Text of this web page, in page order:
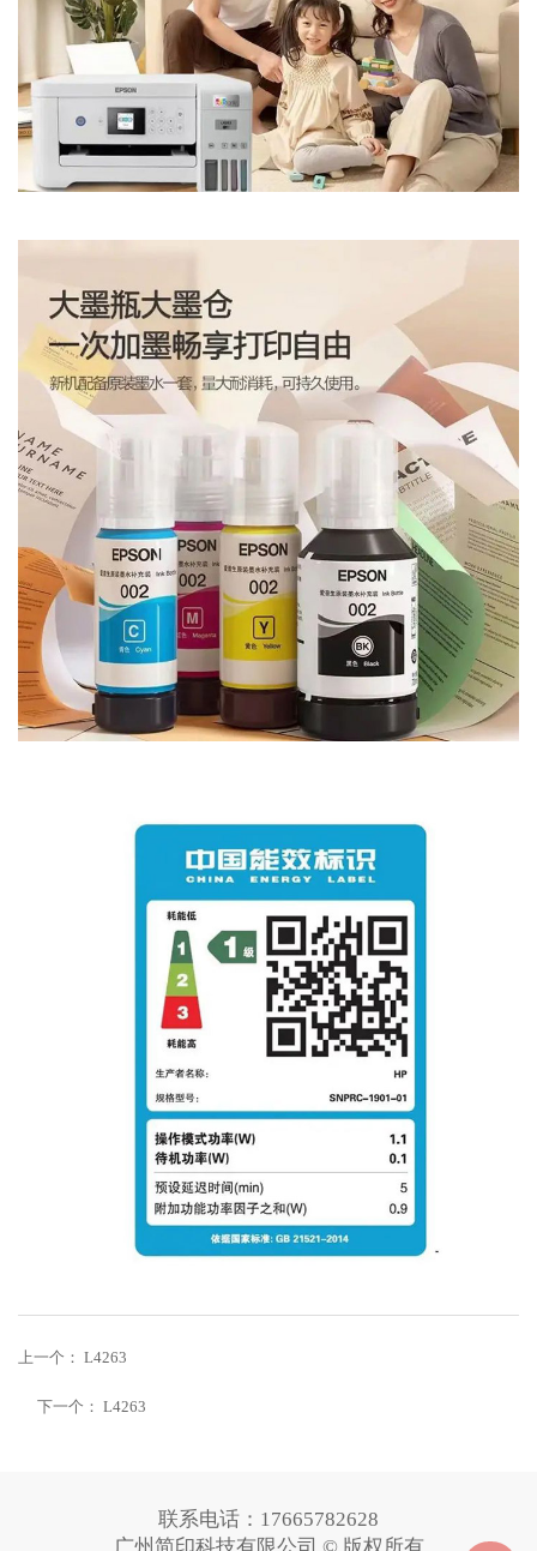
上一个： L4263
下一个： L4263
联系电话：17665782628
广州简印科技有限公司 © 版权所有